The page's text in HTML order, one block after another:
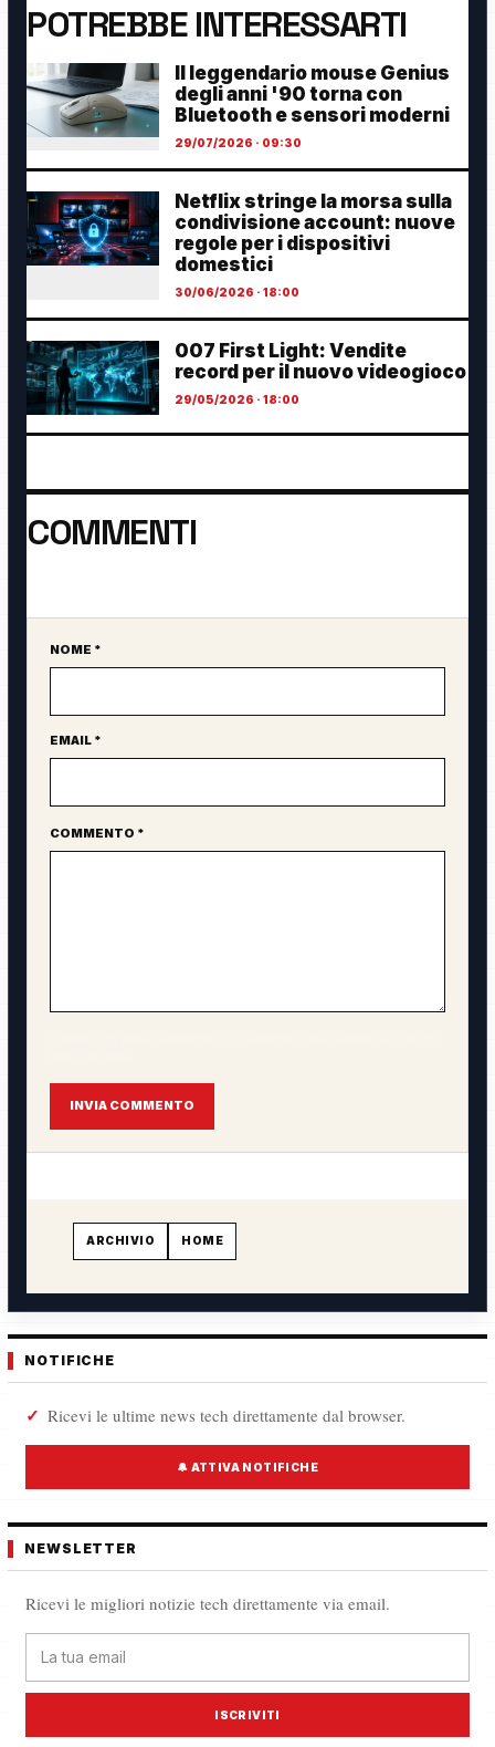
POTREBBE INTERESSARTI
Il leggendario mouse Genius
degli anni '90 torna con
Bluetooth e sensori moderni
29/07/2026 · 09:30
Netflix stringe la morsa sulla
condivisione account: nuove
regole per i dispositivi
domestici
30/06/2026 · 18:00
007 First Light: Vendite
record per il nuovo videogioco
29/05/2026 · 18:00
COMMENTI
Sito web
NOME *
EMAIL *
COMMENTO *
INVIA COMMENTO
ARCHIVIO HOME
NOTIFICHE
Ricevi le ultime news tech direttamente dal browser.
🔔 ATTIVA NOTIFICHE
NEWSLETTER
Ricevi le migliori notizie tech direttamente via email.
ISCRIVITI